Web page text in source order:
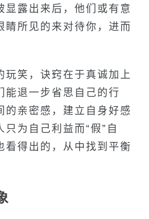
显露出来后，他们或有意
睛所见的来对待你，进而
玩笑，诀窍在于真诚加上
能退一步省思自己的行
的亲密感，建立自身好感
为自己利益而“假”自
看得出的，从中找到平衡